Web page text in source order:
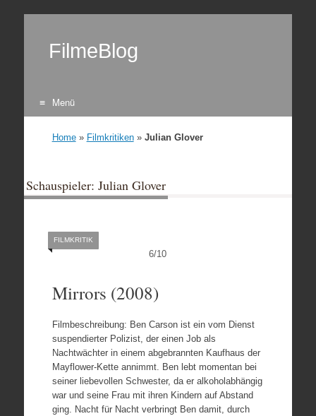
FilmeBlog
Menü
Home» Filmkritiken» Julian Glover
Schauspieler: Julian Glover
6/10
FILMKRITIK
Mirrors (2008)
Filmbeschreibung: Ben Carson ist ein vom Dienst
suspendierter Polizist, der einen Job als
Nachtwächter in einem abgebrannten Kaufhaus der
Mayflower-Kette annimmt. Ben lebt momentan bei
seiner liebevollen Schwester, da er alkoholabhängig
war und seine Frau mit ihren Kindern auf Abstand
ging. Nacht für Nacht verbringt Ben damit, durch